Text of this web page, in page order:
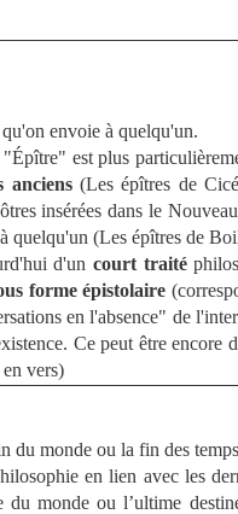
envoie à quelqu'un.
est plus
anciens(Les épîtres de
insérées dans le
quelqu'un (Les épîtres de
d'un court traité
forme épistolaire
en l'absence" de
Ce peut être encore
vers)
du monde ou la fin des
en lien avec les
du monde ou l’ultime